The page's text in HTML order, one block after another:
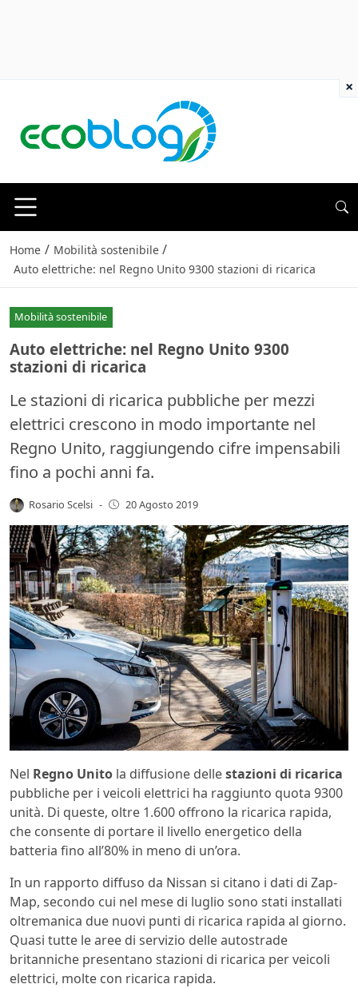
Home / Mobilità sostenibile /
Auto elettriche: nel Regno Unito 9300 stazioni di ricarica
Mobilità sostenibile
Auto elettriche: nel Regno Unito 9300
stazioni di ricarica
Le stazioni di ricarica pubbliche per mezzi
elettrici crescono in modo importante nel
Regno Unito, raggiungendo cifre impensabili
fino a pochi anni fa.
Rosario Scelsi - 20 Agosto 2019
Nel Regno Unito la diffusione dellestazioni di ricarica
pubbliche per i veicoli elettrici ha raggiunto quota 9300
unità. Di queste, oltre 1.600 offrono la ricarica rapida,
che consente di portare il livello energetico della
batteria fino all’80% in meno di un’ora.
In un rapporto diffuso da Nissan si citano i dati di Zap-
Map, secondo cui nel mese di luglio sono stati installati
oltremanica due nuovi punti di ricarica rapida al giorno.
Quasi tutte le aree di servizio delle autostrade
britanniche presentano stazioni di ricarica per veicoli
elettrici, molte con ricarica rapida.
×